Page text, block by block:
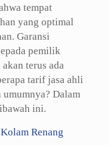
tempat
yang optimal
Garansi
pemilik
terus ada
tarif jasa ahli
Dalam
ini.
Renang